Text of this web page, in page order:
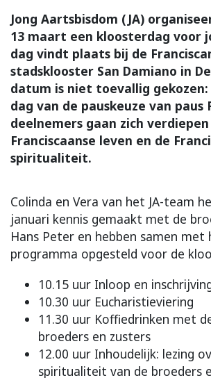
Jong Aartsbisdom (JA)
13 maart een kloosterdag voor
dag vindt plaats bij de
stadsklooster San Damiano in
datum is niet toevallig gekozen:
dag van de pauskeuze van paus
deelnemers gaan zich
Franciscaanse leven en de
spiritualiteit.
Colinda en Vera van het JA-team
januari kennis gemaakt met de
Hans Peter en hebben samen met
programma opgesteld voor de
10.15 uur Inloop en
10.30 uur Eucharistieviering
11.30 uur Koffiedrinken met
broeders en zusters
12.00 uur Inhoudelijk: lezing
spiritualiteit van de broeders